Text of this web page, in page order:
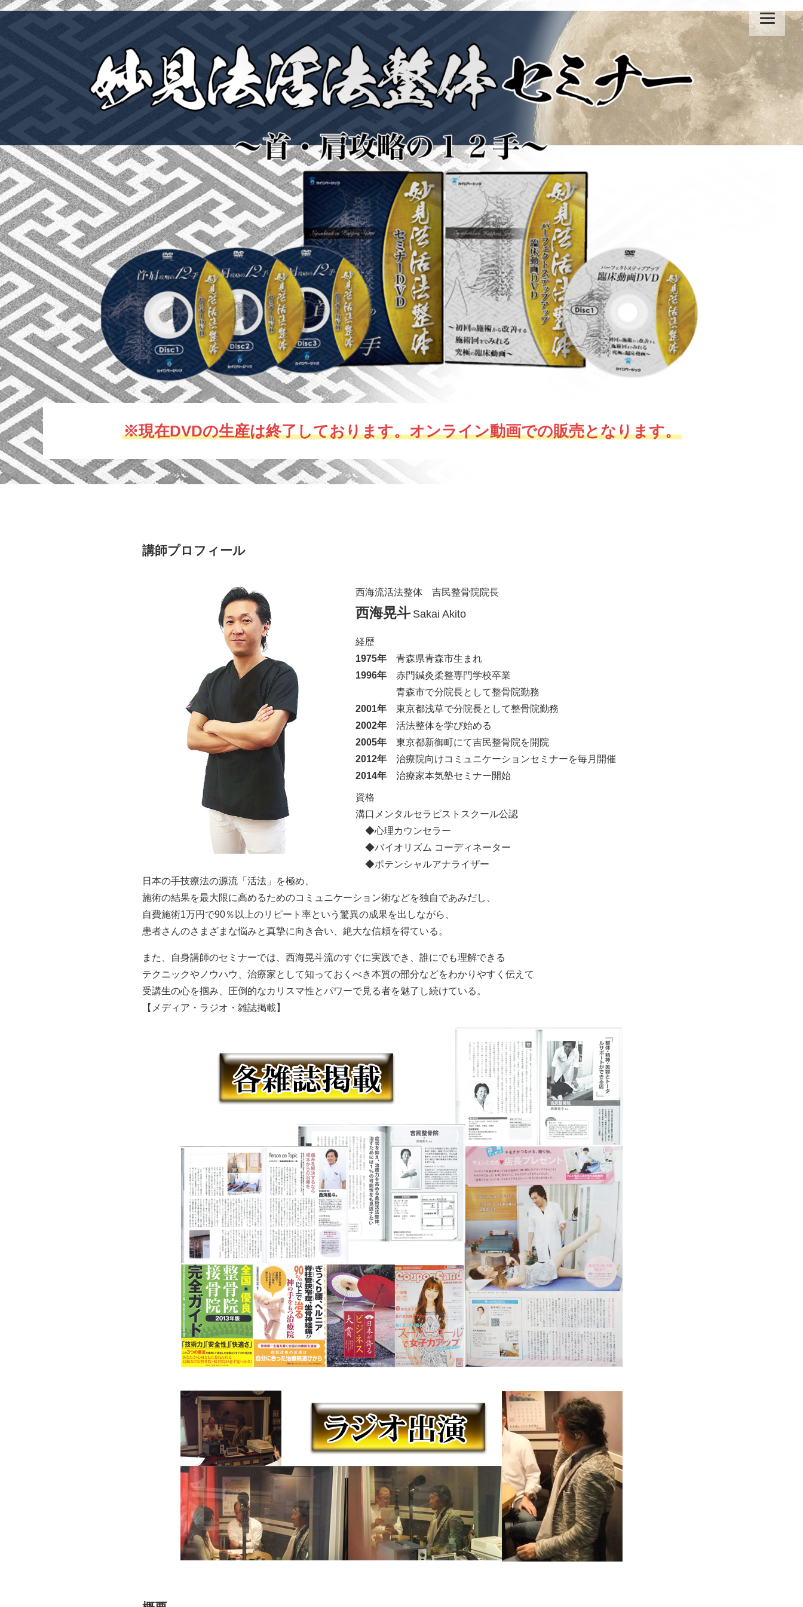
※現在DVDの生産は終了しております。オンライン動画での販売となります。
講師プロフィール
西海流活法整体 吉民整骨院院長
西海晃斗 Sakai Akito
経歴
1975年青森県青森市生まれ
1996年赤門鍼灸柔整専門学校卒業
青森市で分院長として整骨院勤務
2001年東京都浅草で分院長として整骨院勤務
2002年活法整体を学び始める
2005年東京都新御町にて吉民整骨院を開院
2012年治療院向けコミュニケーションセミナーを毎月開催
2014年治療家本気塾セミナー開始
資格
溝口メンタルセラピストスクール公認
◆心理カウンセラー
◆バイオリズム コーディネーター
◆ポテンシャルアナライザー
日本の手技療法の源流「活法」を極め、
施術の結果を最大限に高めるためのコミュニケーション術などを独自であみだし、
自費施術1万円で90％以上のリピート率という驚異の成果を出しながら、
患者さんのさまざまな悩みと真摯に向き合い、絶大な信頼を得ている。
また、自身講師のセミナーでは、西海晃斗流のすぐに実践でき、誰にでも理解できる
テクニックやノウハウ、治療家として知っておくべき本質の部分などをわかりやすく伝えて
受講生の心を掴み、圧倒的なカリスマ性とパワーで見る者を魅了し続けている。
【メディア・ラジオ・雑誌掲載】